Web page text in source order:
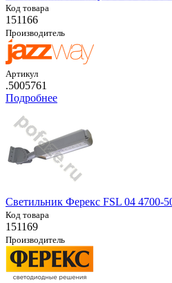
Код товара
151166
Производитель
Артикул
.5005761
Подробнее
Светильник Ферекс FSL 04 4700-
Код товара
151169
Производитель